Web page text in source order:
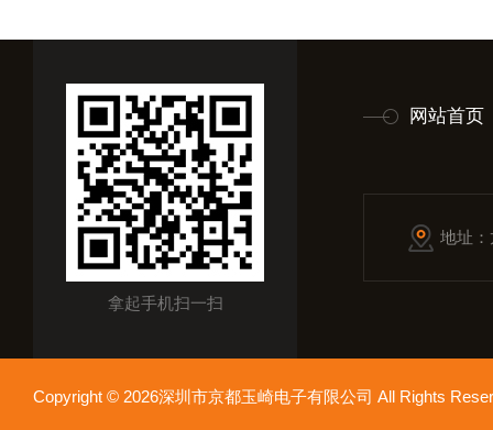
拿起手机扫一扫
网站首页
地址
Copyright © 2026深圳市京都玉崎电子有限公司 All Rights